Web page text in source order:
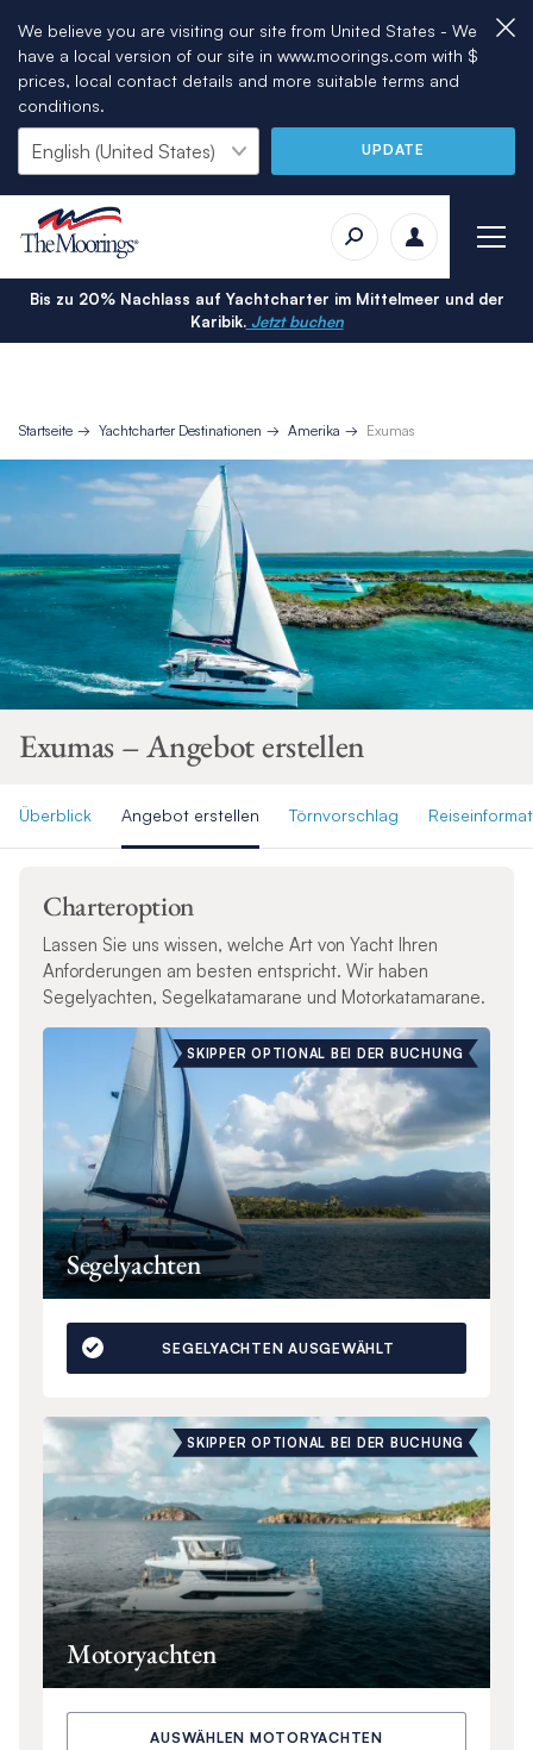
We believe you are visiting our site from United States - We
have a local version of our site in www.moorings.com with $
prices, local contact details and more suitable terms and
conditions.
UPDATE
Bis zu 20% Nachlass auf Yachtcharter im Mittelmeer und der
Karibik.Jetzt buchen
Startseite Yachtcharter Destinationen Amerika Exumas
Exumas – Angebot erstellen
Überblick Angebot erstellen Törnvorschlag
Charteroption
Lassen Sie uns wissen, welche Art von Yacht Ihren
Anforderungen am besten entspricht. Wir haben
Segelyachten, Segelkatamarane und Motorkatamarane.
SKIPPER OPTIONAL BEI DER BUCHUNG
Segelyachten
SEGELYACHTEN AUSGEWÄHLT
SKIPPER OPTIONAL BEI DER BUCHUNG
Motoryachten
AUSWÄHLEN MOTORYACHTEN